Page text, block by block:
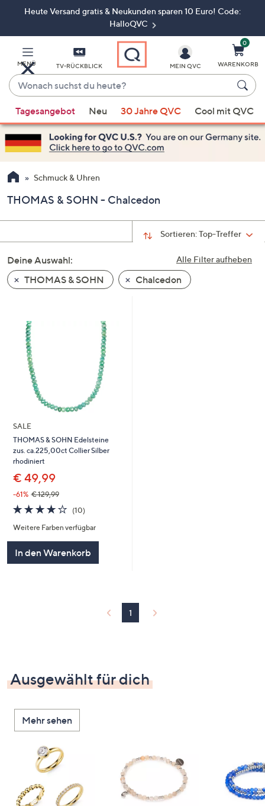
ZumHeute Versand gratis & Neukunden sparen 10 Euro! Code:
HalloQVC
MENÜ TV-RÜCKBLICK
Wonach
suchst
du
heute?
Vorschläge
verfügbar
sind,
verwenden
Sie
Pfeiltasten
nach
und
nach
unten
oder
Touch-
Geräten
um
diese
anzuzeigen.
MEIN QVC
0
WARENKORB
Tagesangebot Neu 30 Jahre QVC Cool mit QVC
Schmuck & Uhren
THOMAS & SOHN - Chalcedon
Sortieren:Top-Treffer
Alle Filter aufheben
Deine Auswahl:
THOMAS & SOHN
Chalcedon
SALE
THOMAS & SOHN Edelsteine
zus. ca.225,00ct Collier Silber
rhodiniert
€ 49,99
-61% € 129,99
3.8
von
5
(10)10
Weitere Farben verfügbar
In den Warenkorb
1
Ausgewählt für dich
Mehr sehen